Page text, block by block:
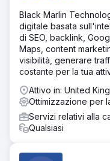
Black Marlin
digitale basata
di SEO, backlink,
Maps, content
visibilità, generare
costante per la tua
Attivo in: United
Ottimizzazione per
Servizi relativi alla
Qualsiasi